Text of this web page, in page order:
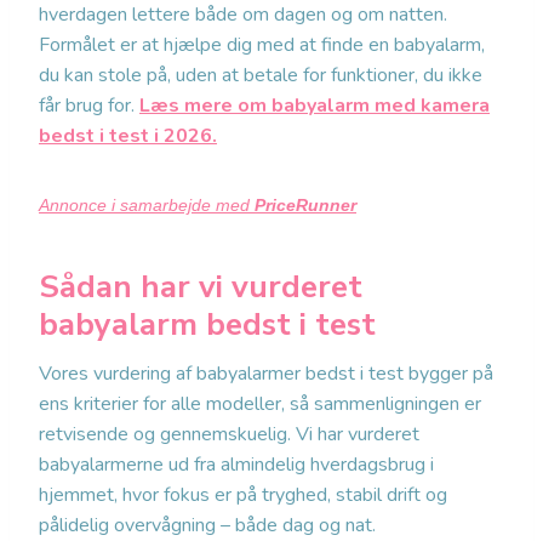
hverdagen lettere både om dagen og om natten.
Formålet er at hjælpe dig med at finde en babyalarm,
du kan stole på, uden at betale for funktioner, du ikke
får brug for. Læs mere om babyalarm med kamera
bedst i test i 2026.
Annonce i samarbejde med PriceRunner
Sådan har vi vurderet
babyalarm bedst i test
Vores vurdering af babyalarmer bedst i test bygger på
ens kriterier for alle modeller, så sammenligningen er
retvisende og gennemskuelig. Vi har vurderet
babyalarmerne ud fra almindelig hverdagsbrug i
hjemmet, hvor fokus er på tryghed, stabil drift og
pålidelig overvågning – både dag og nat.